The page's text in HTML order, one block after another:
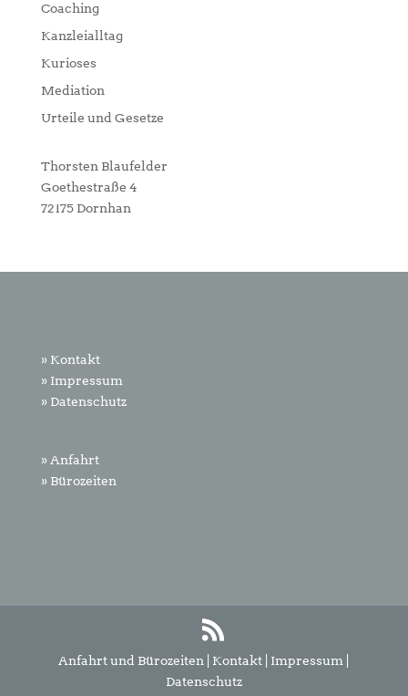
Coaching
Kanzleialltag
Kurioses
Mediation
Urteile und Gesetze
Thorsten Blaufelder
Goethestraße 4
72175 Dornhan
» Kontakt
» Impressum
» Datenschutz
» Anfahrt
» Bürozeiten
Anfahrt und Bürozeiten Kontakt Impressum
Datenschutz